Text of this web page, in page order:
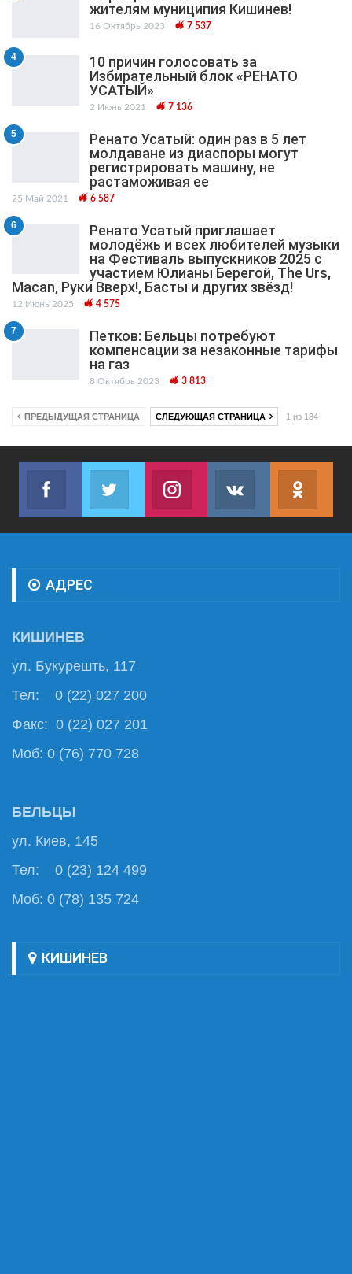
жителям муниципия Кишинев!
16 Октябрь 2023 7 537
4
10 причин голосовать за
Избирательный блок «РЕНАТО
УСАТЫЙ»
2 Июнь 2021 7 136
5
Ренато Усатый: один раз в 5 лет
молдаване из диаспоры могут
регистрировать машину, не
растаможивая ее
25 Май 2021 6 587
6
Ренато Усатый приглашает
молодёжь и всех любителей музыки
на Фестиваль выпускников 2025 с
участием Юлианы Берегой, The Urs,
Macan, Руки Вверх!, Басты и других звёзд!
12 Июнь 2025 4 575
7
Петков: Бельцы потребуют
компенсации за незаконные тарифы
на газ
8 Октябрь 2023 3 813
ПРЕДЫДУЩАЯ СТРАНИЦА СЛЕДУЮЩАЯ СТРАНИЦА 1 из 184
Facebook
Join us on Facebook
Twitter
Join us on TwitterJoin us on InstagramJoin us on VK
АДРЕС
КИШИНЕВ
ул. Букурешть, 117
Тел: 0 (22) 027 200
Факс: 0 (22) 027 201
Моб: 0 (76) 770 728
БЕЛЬЦЫ
ул. Киев, 145
Тел: 0 (23) 124 499
Моб: 0 (78) 135 724
КИШИНЕВ